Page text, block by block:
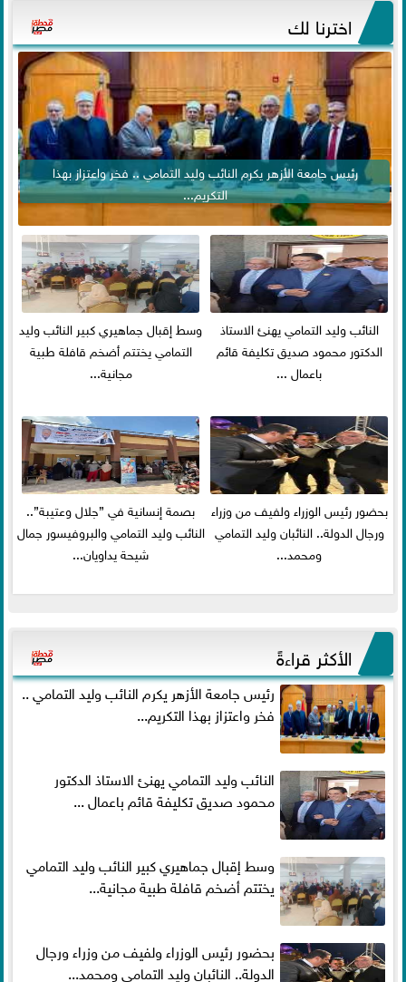
اخترنا لك
رئيس جامعة الأزهر يكرم النائب وليد التمامي .. فخر واعتزاز بهذا
التكريم...
النائب وليد التمامي يهنئ الاستاذ
الدكتور محمود صديق تكليفة قائم
باعمال ...
وسط إقبال جماهيري كبير النائب وليد
التمامي يختتم أضخم قافلة طبية
مجانية...
بحضور رئيس الوزراء ولفيف من وزراء
ورجال الدولة.. النائبان وليد التمامي
ومحمد...
بصمة إنسانية في ”جلال وعتيبة”..
النائب وليد التمامي والبروفيسور جمال
شيحة يداويان...
الأكثر قراءةً
رئيس جامعة الأزهر يكرم النائب وليد التمامي ..
فخر واعتزاز بهذا التكريم...
النائب وليد التمامي يهنئ الاستاذ الدكتور
محمود صديق تكليفة قائم باعمال ...
وسط إقبال جماهيري كبير النائب وليد التمامي
يختتم أضخم قافلة طبية مجانية...
بحضور رئيس الوزراء ولفيف من وزراء ورجال
الدولة.. النائبان وليد التمامي ومحمد...